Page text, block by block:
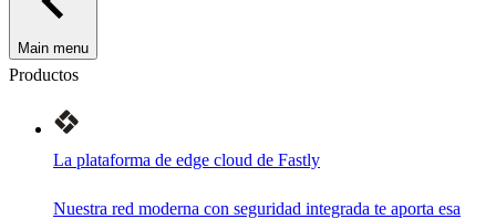
Main menu
Productos
La plataforma de edge cloud de Fastly
Nuestra red moderna con seguridad integrada te aporta esa